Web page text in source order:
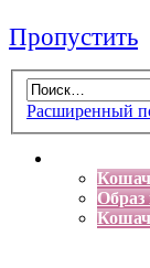
Пропустить
Расширенный
Образ